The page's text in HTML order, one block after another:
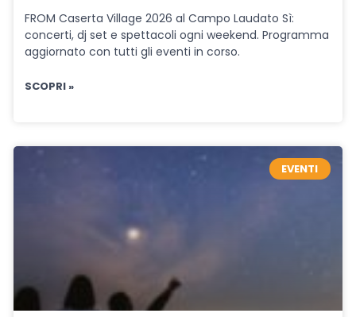
FROM Caserta Village 2026 al Campo Laudato Sì:
concerti, dj set e spettacoli ogni weekend. Programma
aggiornato con tutti gli eventi in corso.
SCOPRI »
EVENTI